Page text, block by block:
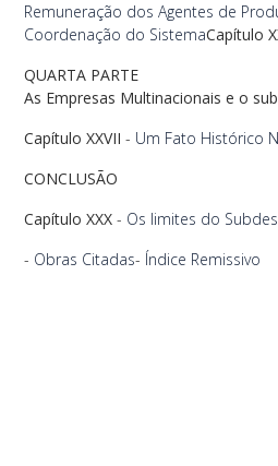
Remuneração dos Agentes de
Coordenação do SistemaCapítulo
QUARTA PARTE
As Empresas Multinacionais e o
Capítulo XXVII - Um Fato Histórico
CONCLUSÃO
Capítulo XXX - Os limites do
- Obras Citadas- Índice Remissivo